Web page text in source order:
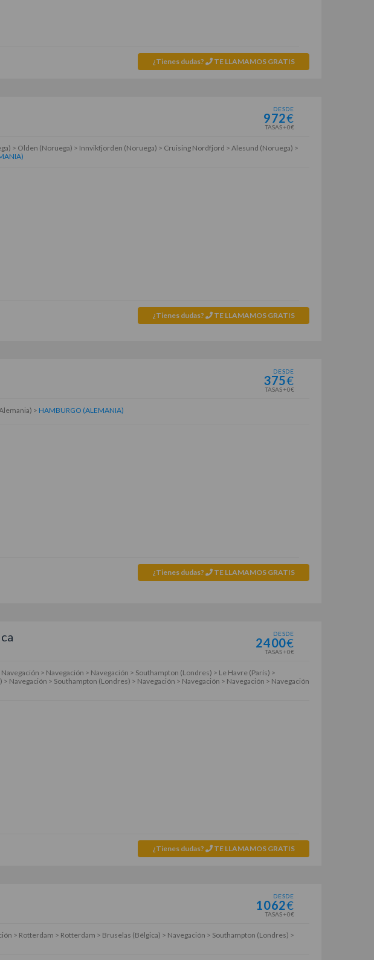
¿Tienes dudas? TE LLAMAMOS GRATIS
DESDE
972€
TASAS +0€
> Olden (Noruega) > Innvikfjorden (Noruega) > Cruising Nordfjord > Alesund (Noruega) >
¿Tienes dudas? TE LLAMAMOS GRATIS
DESDE
375€
TASAS +0€
> HAMBURGO (ALEMANIA)
¿Tienes dudas? TE LLAMAMOS GRATIS
DESDE
2400€
TASAS +0€
> Navegación > Navegación > Southampton (Londres) > Le Havre (París) >
Navegación > Southampton (Londres) > Navegación > Navegación > Navegación > Navegación
¿Tienes dudas? TE LLAMAMOS GRATIS
DESDE
1062€
TASAS +0€
> Rotterdam > Rotterdam > Bruselas (Bélgica) > Navegación > Southampton (Londres) >